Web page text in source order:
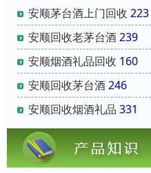
安顺茅台酒上门回收 223
安顺回收老茅台酒239
安顺烟酒礼品回收 160
安顺回收茅台酒246
安顺回收烟酒礼品 331